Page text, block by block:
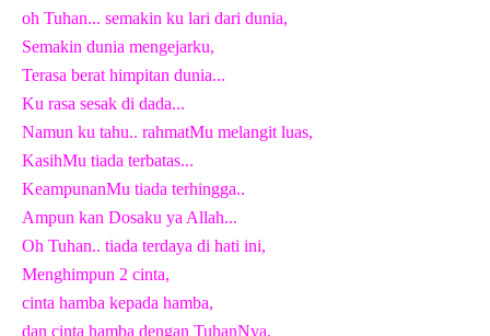
oh Tuhan... semakin ku lari dari dunia,
Semakin dunia mengejarku,
Terasa berat himpitan dunia...
Ku rasa sesak di dada...
Namun ku tahu.. rahmatMu melangit luas,
KasihMu tiada terbatas...
KeampunanMu tiada terhingga..
Ampun kan Dosaku ya Allah...
Oh Tuhan.. tiada terdaya di hati ini,
Menghimpun 2 cinta,
cinta hamba kepada hamba,
dan cinta hamba dengan TuhanNya,